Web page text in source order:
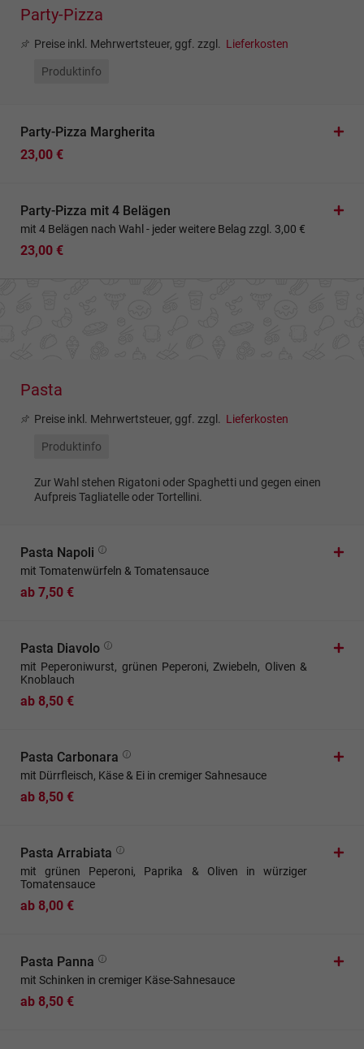
Party-Pizza
Preise inkl. Mehrwertsteuer, ggf. zzgl. Lieferkosten
Produktinfo
Party-Pizza Margherita
23,00 €
Party-Pizza mit 4 Belägen
mit 4 Belägen nach Wahl - jeder weitere Belag zzgl. 3,00 €
23,00 €
Pasta
Preise inkl. Mehrwertsteuer, ggf. zzgl. Lieferkosten
Produktinfo
Zur Wahl stehen Rigatoni oder Spaghetti und gegen einen
Aufpreis Tagliatelle oder Tortellini.
Pasta Napoli
mit Tomatenwürfeln & Tomatensauce
ab 7,50 €
Pasta Diavolo
mit Peperoniwurst, grünen Peperoni, Zwiebeln, Oliven &
Knoblauch
ab 8,50 €
Pasta Carbonara
mit Dürrfleisch, Käse & Ei in cremiger Sahnesauce
ab 8,50 €
Pasta Arrabiata
mit grünen Peperoni, Paprika & Oliven in würziger
Tomatensauce
ab 8,00 €
Pasta Panna
mit Schinken in cremiger Käse-Sahnesauce
ab 8,50 €